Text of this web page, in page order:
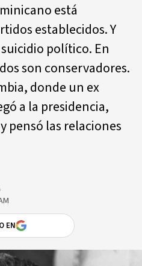
está
establecidos. Y
político. En
son conservadores.
donde un ex
a la presidencia,
pensó las relaciones
EN